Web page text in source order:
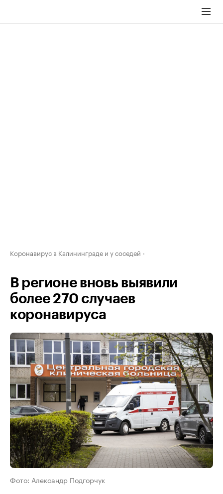
Коронавирус в Калининграде и у соседей
В регионе вновь выявили
более 270 случаев
коронавируса
Фото: Александр Подгорчук